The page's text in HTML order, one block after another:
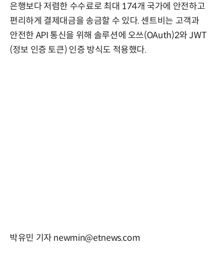
은행보다 저렴한 수수료로 최대 174개 국가에 안전하고
편리하게 결제대금을 송금할 수 있다. 센트비는 고객과
안전한 API 통신을 위해 솔루션에 오쓰(OAuth)2와 JWT
(정보 인증 토큰) 인증 방식도 적용했다.
박유민 기자 newmin@etnews.com